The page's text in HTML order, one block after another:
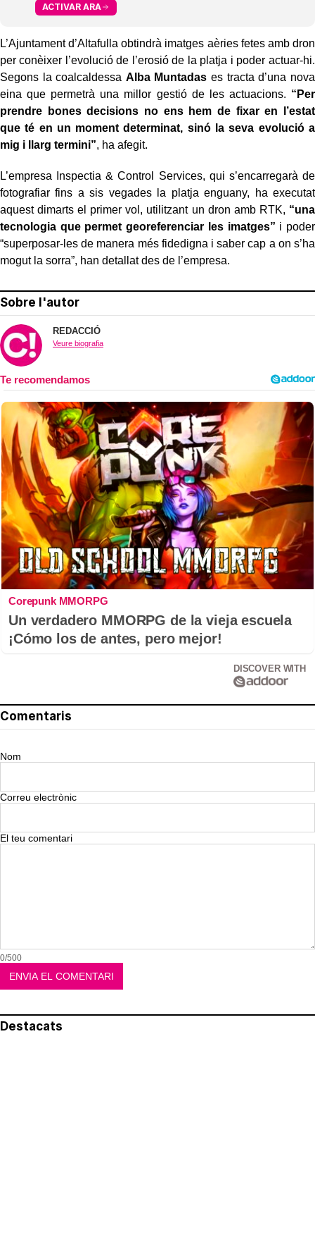
ACTIVAR ARA
L’Ajuntament d’Altafulla obtindrà imatges aèries fetes amb dron
per conèixer l’evolució de l’erosió de la platja i poder actuar-hi.
Segons la coalcaldessa Alba Muntadas es tracta d’una nova
eina que permetrà una millor gestió de les actuacions. “Per
prendre bones decisions no ens hem de fixar en l’estat
que té en un moment determinat, sinó la seva evolució a
mig i llarg termini”, ha afegit.
L’empresa Inspectia & Control Services, qui s’encarregarà de
fotografiar fins a sis vegades la platja enguany, ha executat
aquest dimarts el primer vol, utilitzant un dron amb RTK, “una
tecnologia que permet georeferenciar les imatges” i poder
“superposar-les de manera més fidedigna i saber cap a on s’ha
mogut la sorra”, han detallat des de l’empresa.
Sobre l'autor
REDACCIÓ
Veure biografia
Corepunk MMORPG
Un verdadero MMORPG de la vieja escuela
¡Cómo los de antes, pero mejor!
DISCOVER WITH
Comentaris
Nom
Correu electrònic
El teu comentari
0/500
Destacats